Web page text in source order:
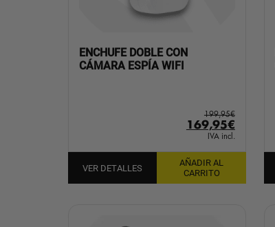
ENCHUFE DOBLE CON
CÁMARA ESPÍA WIFI
199,95€
El
precio
original
era:
199,95€.
169,95€El
precio
actual
IVA incl.
VER DETALLES
AÑADIR AL
CARRITO